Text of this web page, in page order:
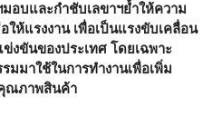
อบและกำชับเลขาฯย้ำให้ความ
ห้แรงงาน เพื่อเป็นแรงขับเคลื่อน
งขันของประเทศ โดยเฉพาะ
มมาใช้ในการทำงานเพื่อเพิ่ม
ณภาพสินค้า